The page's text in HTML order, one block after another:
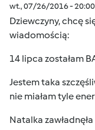
wt., 07/26/2016 - 20:00
Dziewczyny, chcę
wiadomością:
14 lipca zostałam
Jestem taka
nie miałam tyle
Natalka